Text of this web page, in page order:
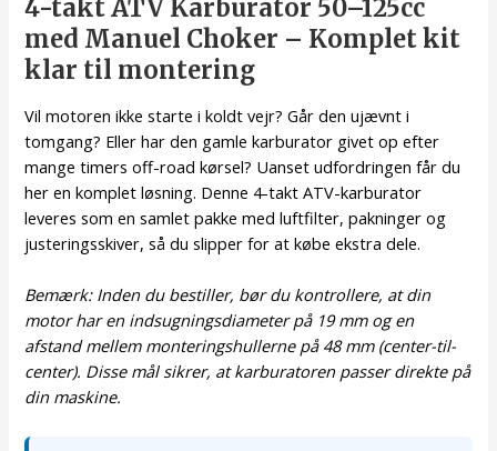
4-takt ATV Karburator 50–125cc
med Manuel Choker – Komplet kit
klar til montering
Vil motoren ikke starte i koldt vejr? Går den ujævnt i
tomgang? Eller har den gamle karburator givet op efter
mange timers off-road kørsel? Uanset udfordringen får du
her en komplet løsning. Denne 4-takt ATV-karburator
leveres som en samlet pakke med luftfilter, pakninger og
justeringsskiver, så du slipper for at købe ekstra dele.
Bemærk: Inden du bestiller, bør du kontrollere, at din
motor har en indsugningsdiameter på 19 mm og en
afstand mellem monteringshullerne på 48 mm (center-til-
center). Disse mål sikrer, at karburatoren passer direkte på
din maskine.